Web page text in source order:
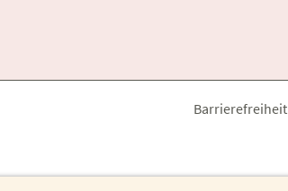
Barrierefreiheit